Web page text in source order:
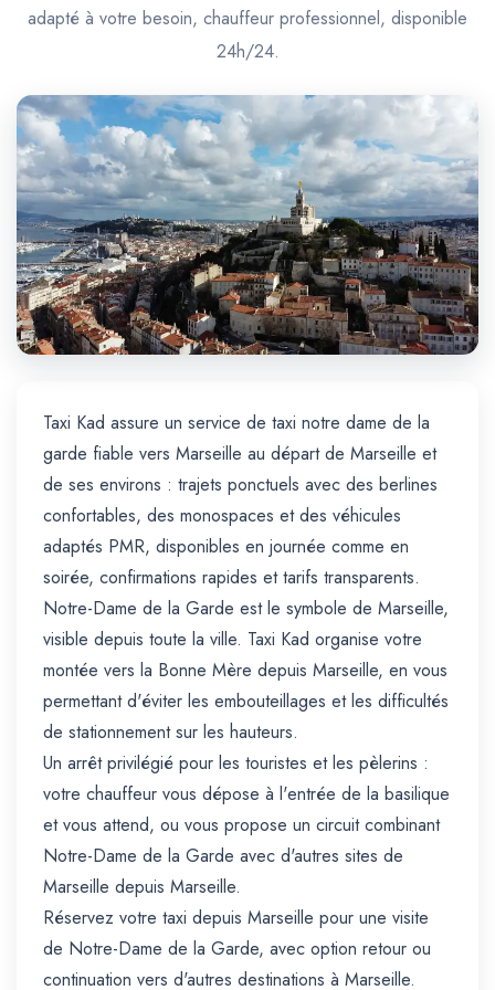
adapté à votre besoin, chauffeur professionnel, disponible
24h/24.
Taxi Kad assure un service de taxi notre dame de la
garde fiable vers Marseille au départ de Marseille et
de ses environs : trajets ponctuels avec des berlines
confortables, des monospaces et des véhicules
adaptés PMR, disponibles en journée comme en
soirée, confirmations rapides et tarifs transparents.
Notre-Dame de la Garde est le symbole de Marseille,
visible depuis toute la ville. Taxi Kad organise votre
montée vers la Bonne Mère depuis Marseille, en vous
permettant d'éviter les embouteillages et les difficultés
de stationnement sur les hauteurs.
Un arrêt privilégié pour les touristes et les pèlerins :
votre chauffeur vous dépose à l'entrée de la basilique
et vous attend, ou vous propose un circuit combinant
Notre-Dame de la Garde avec d'autres sites de
Marseille depuis Marseille.
Réservez votre taxi depuis Marseille pour une visite
de Notre-Dame de la Garde, avec option retour ou
continuation vers d'autres destinations à Marseille.